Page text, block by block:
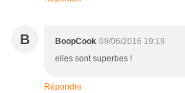
B BoopCook 09/06/2016 19:19
elles sont superbes !
Répondre